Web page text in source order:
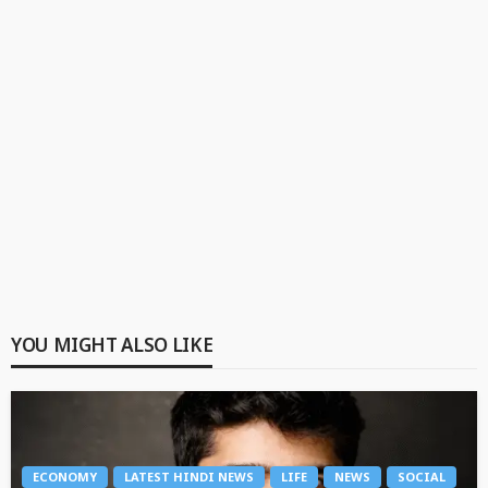
YOU MIGHT ALSO LIKE
ECONOMY LATEST HINDI NEWS LIFE NEWS SOCIAL